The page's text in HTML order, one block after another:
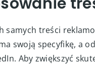
Analiza danych o